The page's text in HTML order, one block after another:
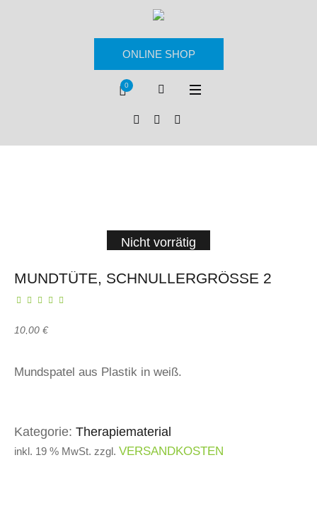
ONLINE SHOP
0
Nicht vorrätig
MUNDTÜTE, SCHNULLERGRÖSSE 2
10,00 €
Mundspatel aus Plastik in weiß.
Kategorie: Therapiematerial
inkl. 19 % MwSt. zzgl. VERSANDKOSTEN